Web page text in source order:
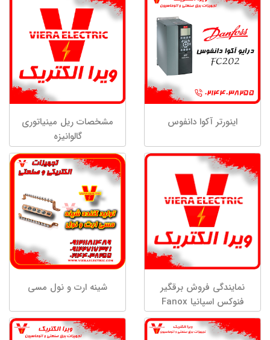
اینورتر آکوا دانفوس
مشخصات ریل مینیاتوری
گالوانیزه
نمایندگی فروش برقگیر
فنوکس اسپانیا Fanox
شینه ارت و نول مسی